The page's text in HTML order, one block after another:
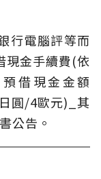
行電腦評等而
現金手續費(依
借現金金額
圓/4歐元)_其
公告。